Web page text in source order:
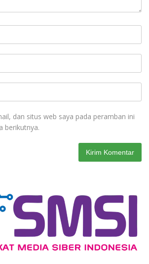
dan situs web saya pada peramban ini
berikutnya.